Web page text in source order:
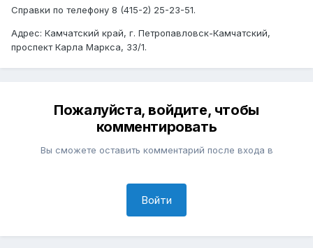
Справки по телефону 8 (415-2) 25-23-51.
Адрес: Камчатский край, г. Петропавловск-Камчатский,
проспект Карла Маркса, 33/1.
Пожалуйста, войдите, чтобы
комментировать
Вы сможете оставить комментарий после входа в
Войти